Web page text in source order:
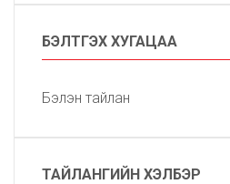
БЭЛТГЭХ ХУГАЦАА
Бэлэн тайлан
ТАЙЛАНГИЙН ХЭЛБЭР